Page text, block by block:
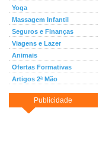
Yoga
Massagem Infantil
Seguros e Finanças
Viagens e Lazer
Animais
Ofertas Formativas
Artigos 2ª Mão
Publicidade